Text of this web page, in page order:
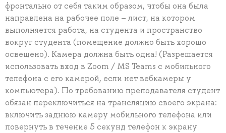
фронтально от себя таким образом, чтобы она была
направлена на рабочее поле – лист, на котором
выполняется работа, на студента и пространство
вокруг студента (помещение должно быть хорошо
освещено). Камера должна быть одна! (Разрешается
использовать вход в Zoom / MS Teams с мобильного
телефона с его камерой, если нет вебкамеры у
компьютера). По требованию преподавателя студент
обязан переключиться на трансляцию своего экрана:
включить заднюю камеру мобильного телефона или
повернуть в течение 5 секунд телефон к экрану